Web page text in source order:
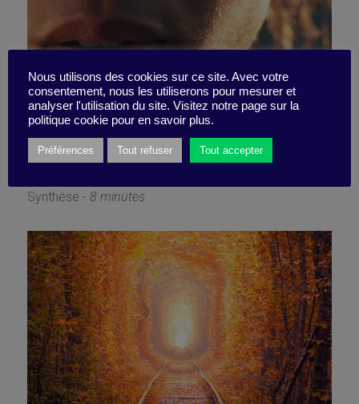
Pensez mieux, travaillez
moins
Synthèse - 8 minutes
Nous utilisons des cookies sur ce site. Avec votre
consentement, nous les utiliserons pour mesurer et
analyser l'utilisation du site. Visitez notre page sur la
politique cookie pour en savoir plus.
Préférences Tout refuser Tout accepter